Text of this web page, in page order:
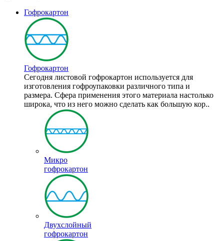
Гофрокартон
Гофрокартон
Сегодня листовой гофрокартон используется для
изготовления гофроупаковки различного типа и
размера. Сфера применения этого материала настолько
широка, что из него можно сделать как большую кор..
Микро
гофрокартон
Двухслойный
гофрокартон